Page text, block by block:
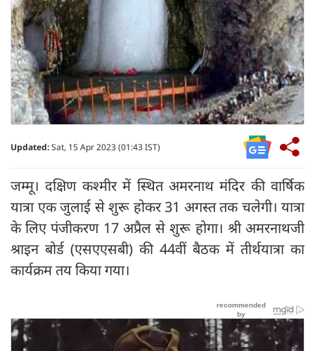
Updated:Sat, 15 Apr 2023 (01:43 IST)
जम्मू। दक्षिण कश्मीर में स्थित अमरनाथ मंदिर की वार्षिक
यात्रा एक जुलाई से शुरू होकर 31 अगस्त तक चलेगी। यात्रा
के लिए पंजीकरण 17 अप्रैल से शुरू होगा। श्री अमरनाथजी
श्राइन बोर्ड (एसएएसबी) की 44वीं बैठक में तीर्थयात्रा का
कार्यक्रम तय किया गया।